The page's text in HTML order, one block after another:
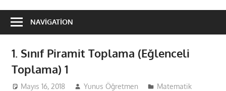
NAVIGATION
1. Sınıf Piramit Toplama (Eğlenceli
Toplama) 1
Mayıs 16, 2018 Yunus Öğretmen Matematik